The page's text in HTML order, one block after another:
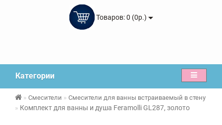
Товаров: 0 (0р.)
Категории
Смесители Смесители для ванны встраиваемый в стену
Комплект для ванны и душа Feramolli GL287, золото